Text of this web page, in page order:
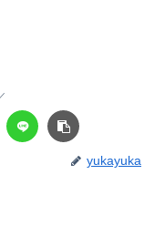
yukayuka